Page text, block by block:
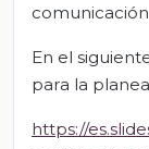
En el
para la
https://